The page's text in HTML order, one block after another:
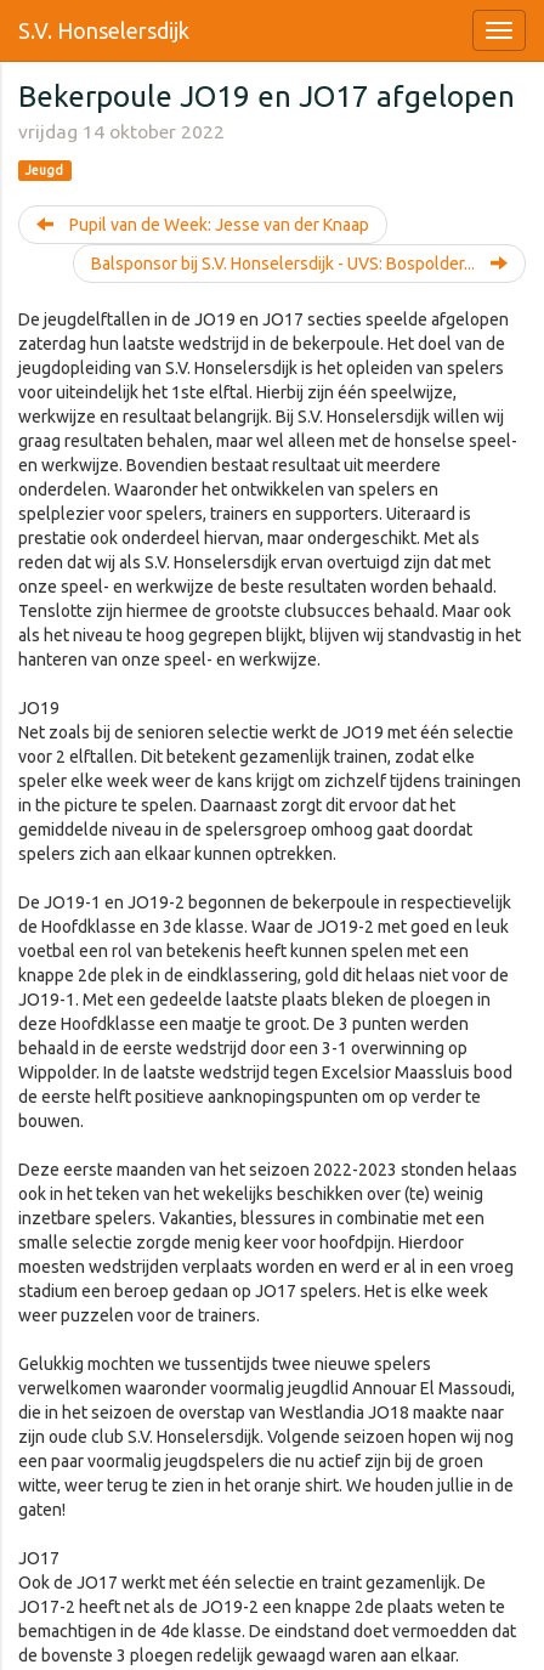
S.V. Honselersdijk
Bekerpoule JO19 en JO17 afgelopen
vrijdag 14 oktober 2022
Jeugd
Pupil van de Week: Jesse van der Knaap
Balsponsor bij S.V. Honselersdijk - UVS: Bospolder...
De jeugdelftallen in de JO19 en JO17 secties speelde afgelopen
zaterdag hun laatste wedstrijd in de bekerpoule. Het doel van de
jeugdopleiding van S.V. Honselersdijk is het opleiden van spelers
voor uiteindelijk het 1ste elftal. Hierbij zijn één speelwijze,
werkwijze en resultaat belangrijk. Bij S.V. Honselersdijk willen wij
graag resultaten behalen, maar wel alleen met de honselse speel-
en werkwijze. Bovendien bestaat resultaat uit meerdere
onderdelen. Waaronder het ontwikkelen van spelers en
spelplezier voor spelers, trainers en supporters. Uiteraard is
prestatie ook onderdeel hiervan, maar ondergeschikt. Met als
reden dat wij als S.V. Honselersdijk ervan overtuigd zijn dat met
onze speel- en werkwijze de beste resultaten worden behaald.
Tenslotte zijn hiermee de grootste clubsucces behaald. Maar ook
als het niveau te hoog gegrepen blijkt, blijven wij standvastig in het
hanteren van onze speel- en werkwijze.
JO19
Net zoals bij de senioren selectie werkt de JO19 met één selectie
voor 2 elftallen. Dit betekent gezamenlijk trainen, zodat elke
speler elke week weer de kans krijgt om zichzelf tijdens trainingen
in the picture te spelen. Daarnaast zorgt dit ervoor dat het
gemiddelde niveau in de spelersgroep omhoog gaat doordat
spelers zich aan elkaar kunnen optrekken.
De JO19-1 en JO19-2 begonnen de bekerpoule in respectievelijk
de Hoofdklasse en 3de klasse. Waar de JO19-2 met goed en leuk
voetbal een rol van betekenis heeft kunnen spelen met een
knappe 2de plek in de eindklassering, gold dit helaas niet voor de
JO19-1. Met een gedeelde laatste plaats bleken de ploegen in
deze Hoofdklasse een maatje te groot. De 3 punten werden
behaald in de eerste wedstrijd door een 3-1 overwinning op
Wippolder. In de laatste wedstrijd tegen Excelsior Maassluis bood
de eerste helft positieve aanknopingspunten om op verder te
bouwen.
Deze eerste maanden van het seizoen 2022-2023 stonden helaas
ook in het teken van het wekelijks beschikken over (te) weinig
inzetbare spelers. Vakanties, blessures in combinatie met een
smalle selectie zorgde menig keer voor hoofdpijn. Hierdoor
moesten wedstrijden verplaats worden en werd er al in een vroeg
stadium een beroep gedaan op JO17 spelers. Het is elke week
weer puzzelen voor de trainers.
Gelukkig mochten we tussentijds twee nieuwe spelers
verwelkomen waaronder voormalig jeugdlid Annouar El Massoudi,
die in het seizoen de overstap van Westlandia JO18 maakte naar
zijn oude club S.V. Honselersdijk. Volgende seizoen hopen wij nog
een paar voormalig jeugdspelers die nu actief zijn bij de groen
witte, weer terug te zien in het oranje shirt. We houden jullie in de
gaten!
JO17
Ook de JO17 werkt met één selectie en traint gezamenlijk. De
JO17-2 heeft net als de JO19-2 een knappe 2de plaats weten te
bemachtigen in de 4de klasse. De eindstand doet vermoedden dat
de bovenste 3 ploegen redelijk gewaagd waren aan elkaar.